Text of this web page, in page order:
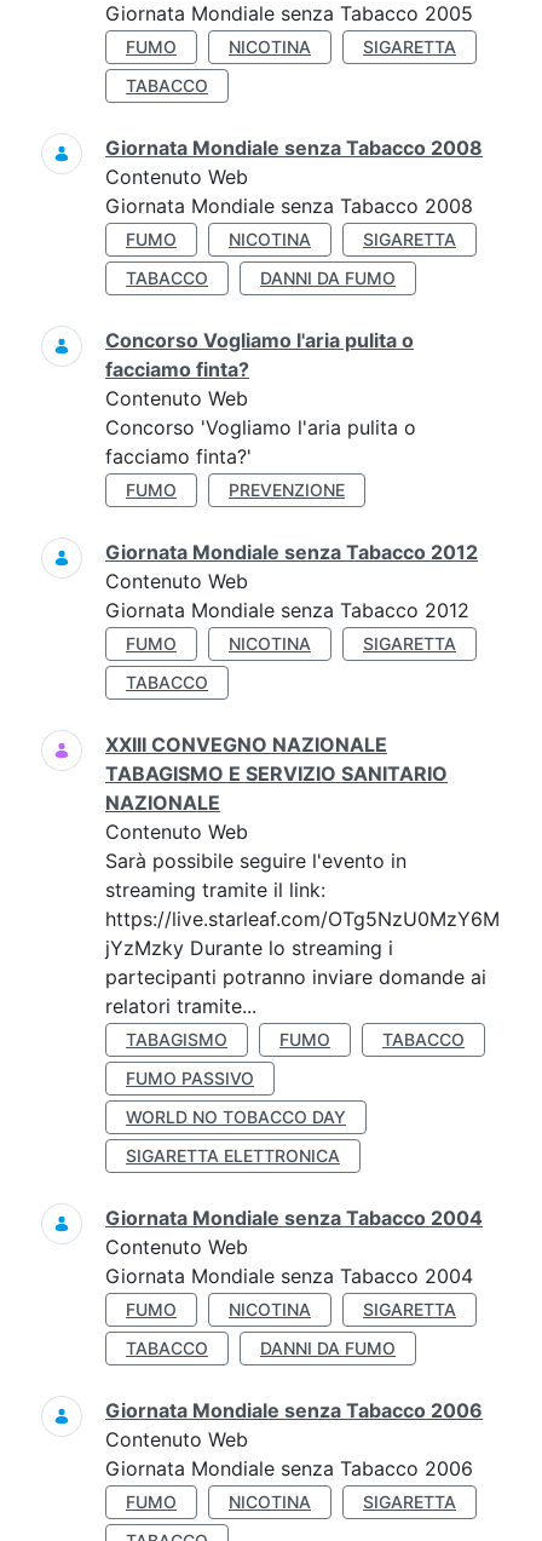
Giornata Mondiale senza Tabacco 2005
FUMO NICOTINA
SIGARETTA
TABACCO
Giornata Mondiale senza Tabacco 2008
Contenuto Web
Giornata Mondiale senza Tabacco 2008
FUMO NICOTINA
SIGARETTA
TABACCO
DANNI DA FUMO
Concorso Vogliamo l'aria pulita o
facciamo finta?
Contenuto Web
Concorso 'Vogliamo l'aria pulita o
facciamo finta?'
FUMO PREVENZIONE
Giornata Mondiale senza Tabacco 2012
Contenuto Web
Giornata Mondiale senza Tabacco 2012
FUMO NICOTINA
SIGARETTA
TABACCO
XXIII CONVEGNO NAZIONALE
TABAGISMO E SERVIZIO SANITARIO
NAZIONALE
Contenuto Web
Sarà possibile seguire l'evento in
streaming tramite il link:
https://live.starleaf.com/OTg5NzU0MzY6M
jYzMzky Durante lo streaming i
partecipanti potranno inviare domande ai
relatori tramite...
TABAGISMO FUMO
TABACCO
FUMO PASSIVO
WORLD NO TOBACCO DAY
SIGARETTA ELETTRONICA
Giornata Mondiale senza Tabacco 2004
Contenuto Web
Giornata Mondiale senza Tabacco 2004
FUMO NICOTINA
SIGARETTA
TABACCO
DANNI DA FUMO
Giornata Mondiale senza Tabacco 2006
Contenuto Web
Giornata Mondiale senza Tabacco 2006
FUMO NICOTINA
SIGARETTA